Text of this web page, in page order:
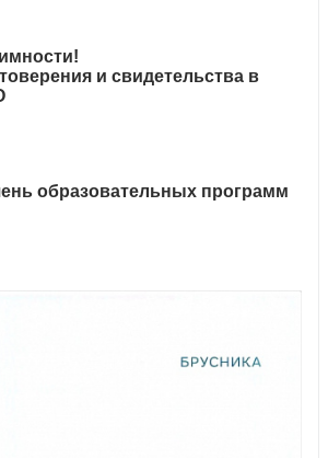
и свидетельства в
образовательных программ